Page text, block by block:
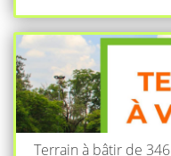
Terrain à bâtir de 346